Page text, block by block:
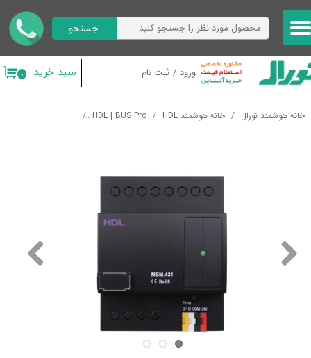
ورود / ثبت نام
حساب کاربری من
تغییر گذر واژه
خروج از حساب کاربری
جستجو
۰ سبد خرید
خانه هوشمند نورال خانه هوشمند HDL HDL | BUS Pro